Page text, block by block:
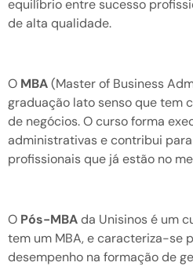
equilíbrio entre sucesso
de alta qualidade.
O MBA(Master of Business
graduação lato senso que tem
de negócios. O curso forma
administrativas e contribui
profissionais que já estão no
O Pós-MBAda Unisinos é um
tem um MBA, e caracteriza-se
desempenho na formação de